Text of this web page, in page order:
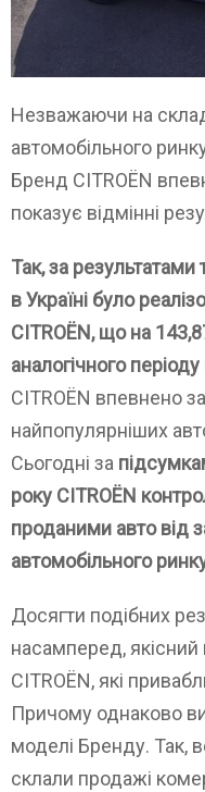
Незважаючи на
автомобільного
Бренд CITROЁN
показує відмінні
Так, за результатами
в Україні було
CITROЁN, що на
аналогічного
CITROЁN впевнено
найпопулярніших
Сьогодні за
року CITROЁN
проданими авто від
автомобільного
Досягти подібних
насамперед, якісний
CITROЁN, які
Причому однаково
моделі Бренду. Так,
склали продажі